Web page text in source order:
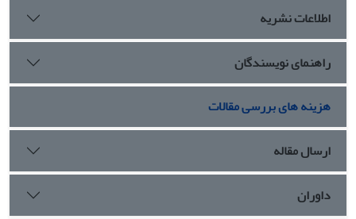
اطلاعات نشریه
راهنمای نویسندگان
هزینه های بررسی مقالات
ارسال مقاله
داوران